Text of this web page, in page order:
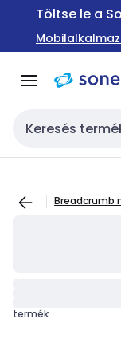
Ugrás aTöltse le a
Keresési bemenet
Breadcrumb
termék